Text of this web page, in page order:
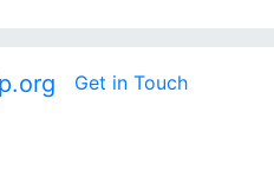
Get in Touch